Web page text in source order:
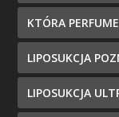
KTÓRA
LIPOSUKCJA
LIPOSUKCJA